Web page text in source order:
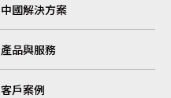
中國解決方案
產品與服務
客戶案例